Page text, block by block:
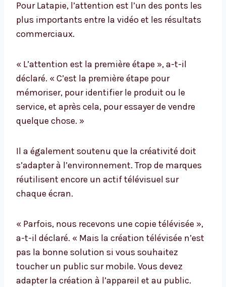
Pour Latapie, l’attention est l’un des ponts les
plus importants entre la vidéo et les résultats
commerciaux.
« L’attention est la première étape », a-t-il
déclaré. « C’est la première étape pour
mémoriser, pour identifier le produit ou le
service, et après cela, pour essayer de vendre
quelque chose. »
Il a également soutenu que la créativité doit
s’adapter à l’environnement. Trop de marques
réutilisent encore un actif télévisuel sur
chaque écran.
« Parfois, nous recevons une copie télévisée »,
a-t-il déclaré. « Mais la création télévisée n’est
pas la bonne solution si vous souhaitez
toucher un public sur mobile. Vous devez
adapter la création à l’appareil et au public.